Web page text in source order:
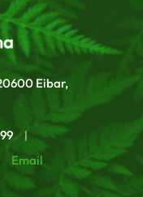
Eibar,
|
Email